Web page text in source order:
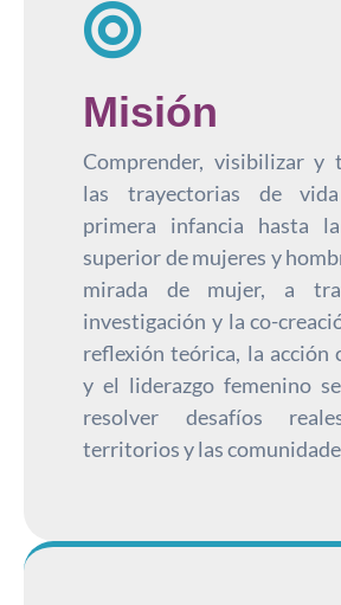
Misión
Comprender, visibilizar y
las trayectorias de
primera infancia hasta
superior de mujeres y
mirada de mujer, a
investigación y la co-
reflexión teórica, la acción
y el liderazgo femenino
resolver desafíos
territorios y las